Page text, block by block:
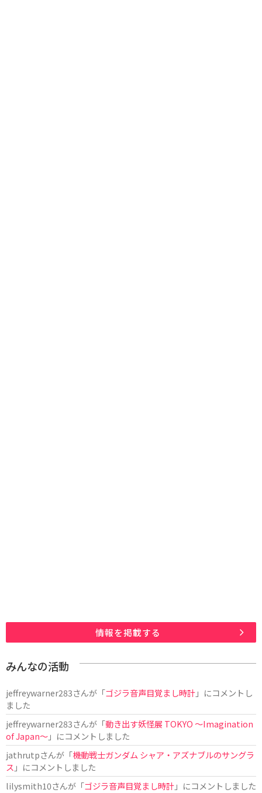
情報を掲載する
みんなの活動
jeffreywarner283さんが「ゴジラ音声目覚まし時計」にコメントし
ました
jeffreywarner283さんが「動き出す妖怪展 TOKYO 〜Imagination
of Japan〜」にコメントしました
jathrutpさんが「機動戦士ガンダム シャア・アズナブルのサングラ
ス 」にコメントしました
lilysmith10さんが「ゴジラ音声目覚まし時計」にコメントしました